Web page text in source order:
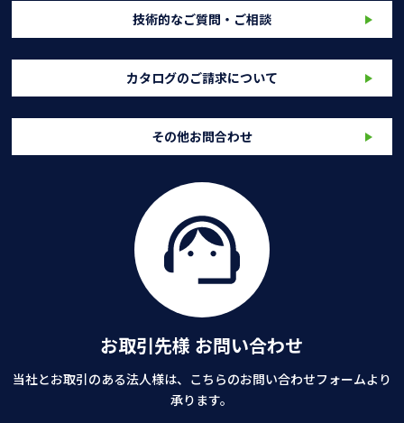
技術的なご質問・ご相談
カタログのご請求について
その他お問合わせ
お取引先様 お問い合わせ
当社とお取引のある法人様は、こちらのお問い合わせフォームより
承ります。